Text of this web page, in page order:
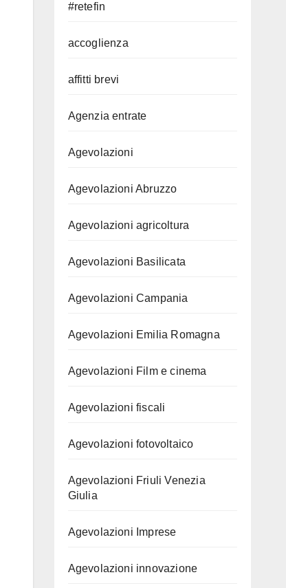
#retefin
accoglienza
affitti brevi
Agenzia entrate
Agevolazioni
Agevolazioni Abruzzo
Agevolazioni agricoltura
Agevolazioni Basilicata
Agevolazioni Campania
Agevolazioni Emilia Romagna
Agevolazioni Film e cinema
Agevolazioni fiscali
Agevolazioni fotovoltaico
Agevolazioni Friuli Venezia
Giulia
Agevolazioni Imprese
Agevolazioni innovazione